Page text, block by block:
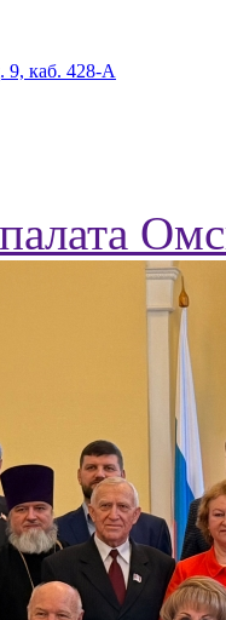
9, каб. 428-А